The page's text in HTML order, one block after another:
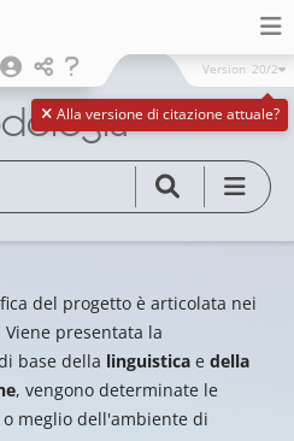
Alla versione di citazione attuale?
Version 20/2
del progetto è articolata nei
presentata la
base della linguistica e della
, vengono determinate le
meglio dell'ambiente di